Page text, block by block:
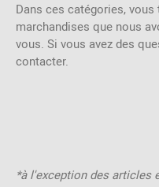
Dans ces catégories,
marchandises que nous
vous. Si vous avez des
contacter.
*à l'exception des articles